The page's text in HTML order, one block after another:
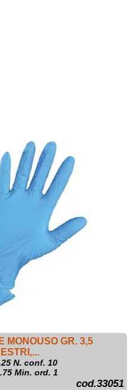
MONOUSO GR. 3,5
N. conf. 10
Min. ord. 1
cod.33051